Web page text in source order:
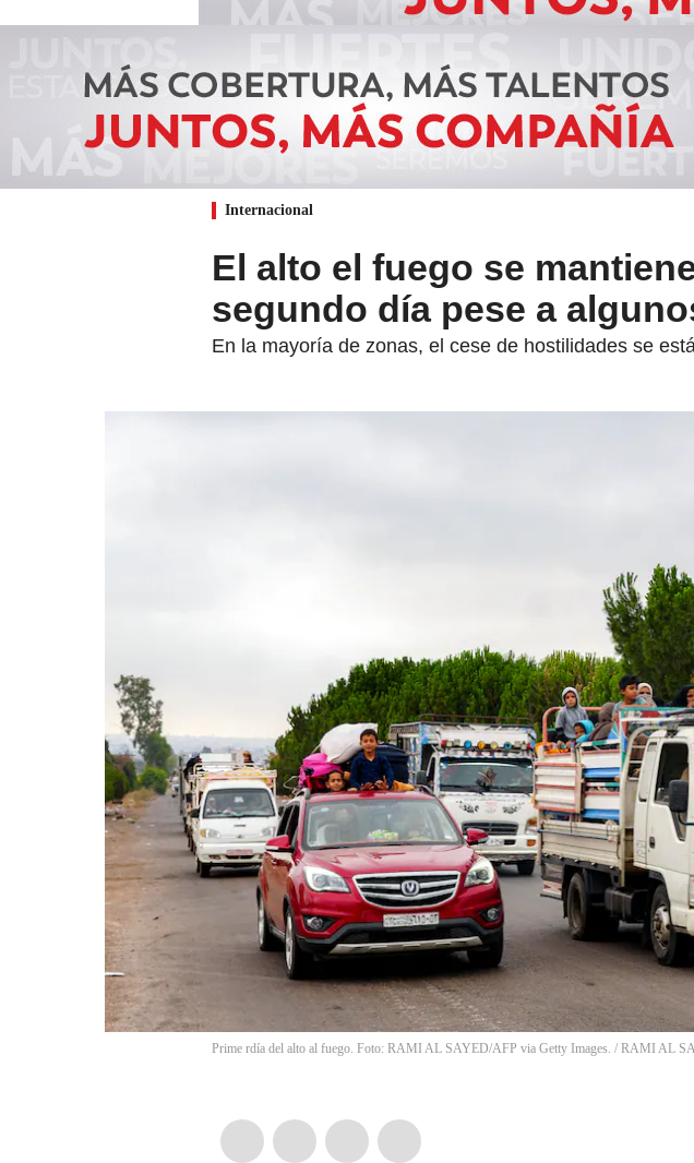
Internacional
El alto el fuego se
segundo día pese a
En la mayoría de zonas, el cese de hostilidades se
Prime rdía del alto al fuego. Foto: RAMI AL SAYED/AFP via Getty Images. / RAMI AL